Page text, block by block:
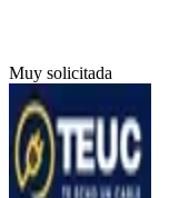
Muy solicitada